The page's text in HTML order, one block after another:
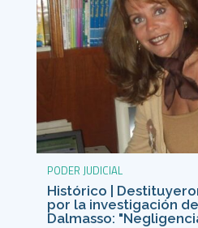
PODER JUDICIAL
Histórico |
por la investigación
Dalmasso: